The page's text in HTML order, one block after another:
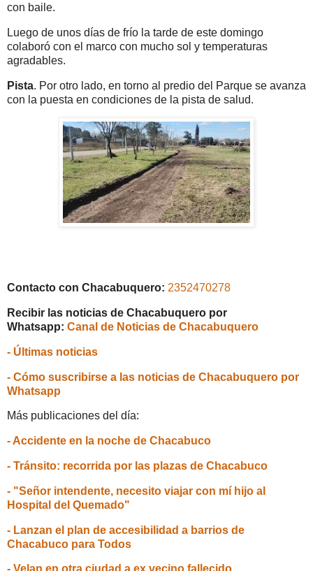
con baile.
Luego de unos días de frío la tarde de este domingo
colaboró con el marco con mucho sol y temperaturas
agradables.
Pista. Por otro lado, en torno al predio del Parque se avanza
con la puesta en condiciones de la pista de salud.
Contacto con Chacabuquero: 2352470278
Recibir las noticias de Chacabuquero por
Whatsapp: Canal de Noticias de Chacabuquero
- Últimas noticias
- Cómo suscribirse a las noticias de Chacabuquero por
Whatsapp
Más publicaciones del día:
- Accidente en la noche de Chacabuco
- Tránsito: recorrida por las plazas de Chacabuco
- "Señor intendente, necesito viajar con mí hijo al
Hospital del Quemado"
- Lanzan el plan de accesibilidad a barrios de
Chacabuco para Todos